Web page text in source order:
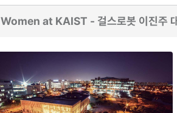
Women at KAIST - 걸스로봇 이진주